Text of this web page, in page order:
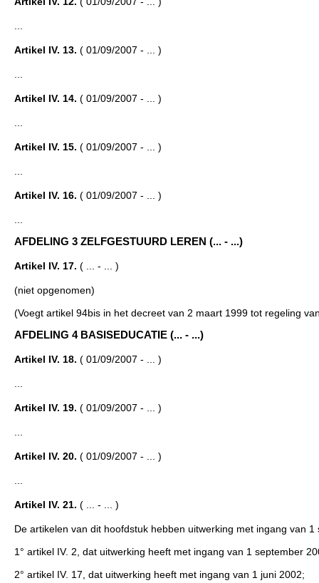
Artikel IV. 13. ( 01/09/2007 - ... )
Artikel IV. 14. ( 01/09/2007 - ... )
Artikel IV. 15. ( 01/09/2007 - ... )
Artikel IV. 16. ( 01/09/2007 - ... )
AFDELING 3 ZELFGESTUURD LEREN (... - ...)
Artikel IV. 17. ( ... - ... )
(niet opgenomen)
(Voegt artikel 94bis in het decreet van 2 maart 1999 tot regeling
AFDELING 4 BASISEDUCATIE (... - ...)
Artikel IV. 18. ( 01/09/2007 - ... )
Artikel IV. 19. ( 01/09/2007 - ... )
Artikel IV. 20. ( 01/09/2007 - ... )
Artikel IV. 21. ( ... - ... )
De artikelen van dit hoofdstuk hebben uitwerking met ingang van
1° artikel IV. 2, dat uitwerking heeft met ingang van 1 september
2° artikel IV. 17, dat uitwerking heeft met ingang van 1 juni 2002;